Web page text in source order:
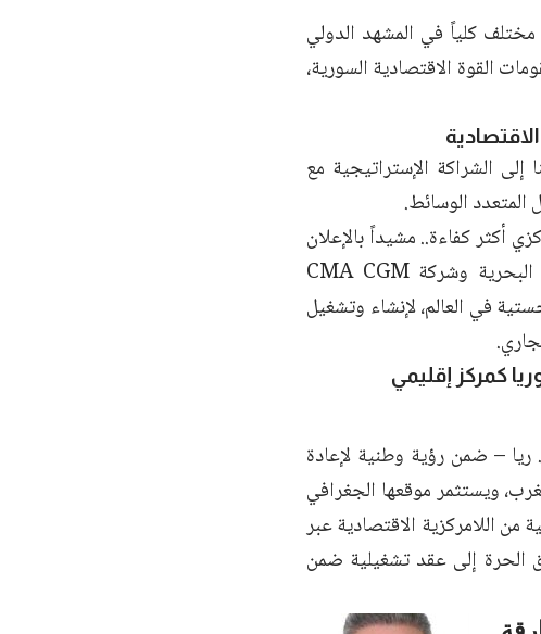
كلياً في المشهد الدولي
القوة الاقتصادية السورية،
إلى الشراكة الإستراتيجية مع
المتعدد الوسائط.
أكثر كفاءة.. مشيداً بالإعلان
مؤخراً عن توقيع مذكرة تفاهم إستراتيجية بين الهيئة العامة للمنافذ البحرية وشركة CMA CGM
في العالم، لإنشاء وتشغيل
كمركز إقليمي
ريا – ضمن رؤية وطنية لإعادة
ويستثمر موقعها الجغرافي
من اللامركزية الاقتصادية عبر
الحرة إلى عقد تشغيلية ضمن